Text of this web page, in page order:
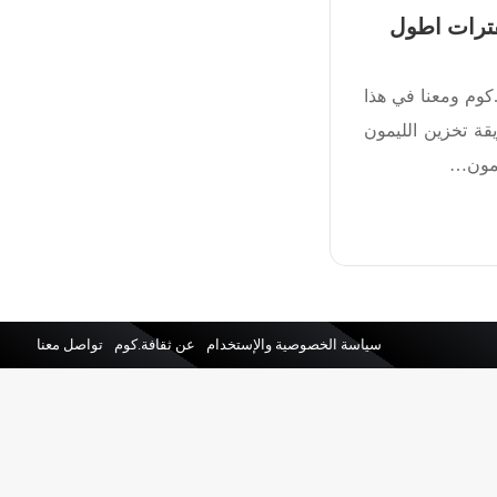
اطول
ومعنا في هذا
تخزين الليمون
سياسة الخصوصية والإستخدام عن ثقافة.كوم تواصل معنا